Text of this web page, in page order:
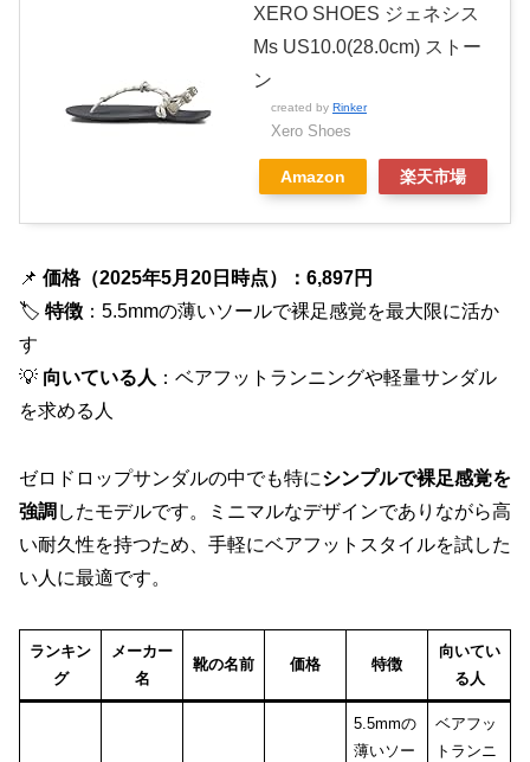
XERO SHOES ジェネシス
Ms US10.0(28.0cm) ストー
ン
created by Rinker
Xero Shoes
Amazon 楽天市場
📌 価格（2025年5月20日時点）：6,897円
🏷 特徴 ：5.5mmの薄いソールで裸足感覚を最大限に活か
す
💡 向いている人 ：ベアフットランニングや軽量サンダル
を求める人
ゼロドロップサンダルの中でも特にシンプルで裸足感覚を
強調 したモデルです。ミニマルなデザインでありながら高
い耐久性を持つため、手軽にベアフットスタイルを試した
い人に最適です。
ランキン
グ
メーカー
名
靴の名前 価格 特徴
向いてい
る人
5.5mmの
薄いソー
ベアフッ
トランニ